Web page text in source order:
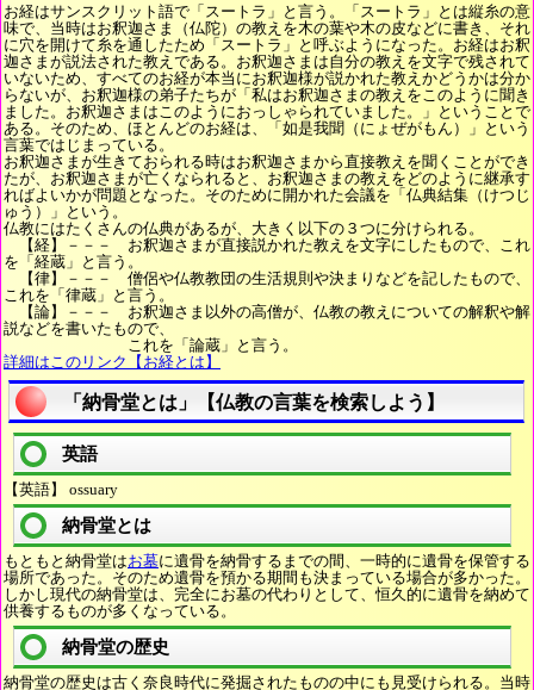
お経はサンスクリット語で「スートラ」と言う。「スートラ」とは縦糸の意
味で、当時はお釈迦さま（仏陀）の教えを木の葉や木の皮などに書き、それ
に穴を開けて糸を通したため「スートラ」と呼ぶようになった。お経はお釈
迦さまが説法された教えである。お釈迦さまは自分の教えを文字で残されて
いないため、すべてのお経が本当にお釈迦様が説かれた教えかどうかは分か
らないが、お釈迦様の弟子たちが「私はお釈迦さまの教えをこのように聞き
ました。お釈迦さまはこのようにおっしゃられていました。」ということで
ある。そのため、ほとんどのお経は、「如是我聞（にょぜがもん）」という
言葉ではじまっている。
お釈迦さまが生きておられる時はお釈迦さまから直接教えを聞くことができ
たが、お釈迦さまが亡くなられると、お釈迦さまの教えをどのように継承す
ればよいかが問題となった。そのために開かれた会議を「仏典結集（けつじ
ゅう）」という。
仏教にはたくさんの仏典があるが、大きく以下の３つに分けられる。
【経】－－－ お釈迦さまが直接説かれた教えを文字にしたもので、これ
を「経蔵」と言う。
【律】－－－ 僧侶や仏教教団の生活規則や決まりなどを記したもので、
これを「律蔵」と言う。
【論】－－－ お釈迦さま以外の高僧が、仏教の教えについての解釈や解
説などを書いたもので、
これを「論蔵」と言う。
詳細はこのリンク【お経とは】
「納骨堂とは」【仏教の言葉を検索しよう】
英語
【英語】 ossuary
納骨堂とは
もともと納骨堂はお墓に遺骨を納骨するまでの間、一時的に遺骨を保管する
場所であった。そのため遺骨を預かる期間も決まっている場合が多かった。
しかし現代の納骨堂は、完全にお墓の代わりとして、恒久的に遺骨を納めて
供養するものが多くなっている。
納骨堂の歴史
納骨堂の歴史は古く奈良時代に発掘されたものの中にも見受けられる。当時